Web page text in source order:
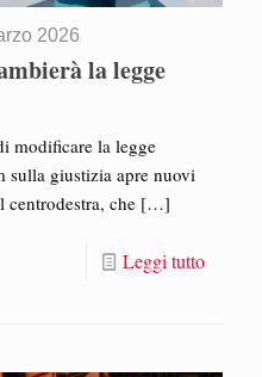
2026
la legge
modificare la legge
sulla giustizia apre nuovi
che […]
Leggi tutto